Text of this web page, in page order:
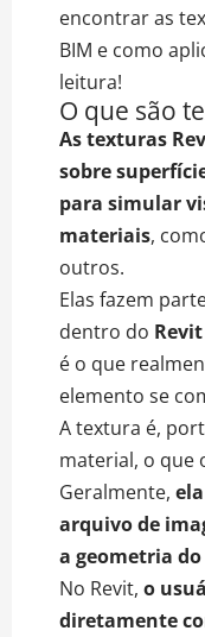
encontrar as
BIM e como
leitura!
O que são
As texturas
sobre
para simular
materiais,
outros.
Elas fazem
dentro do Revit
é o que
elemento se
A textura é,
material, o que
Geralmente,
arquivo de
a geometria
No Revit, o
diretamente